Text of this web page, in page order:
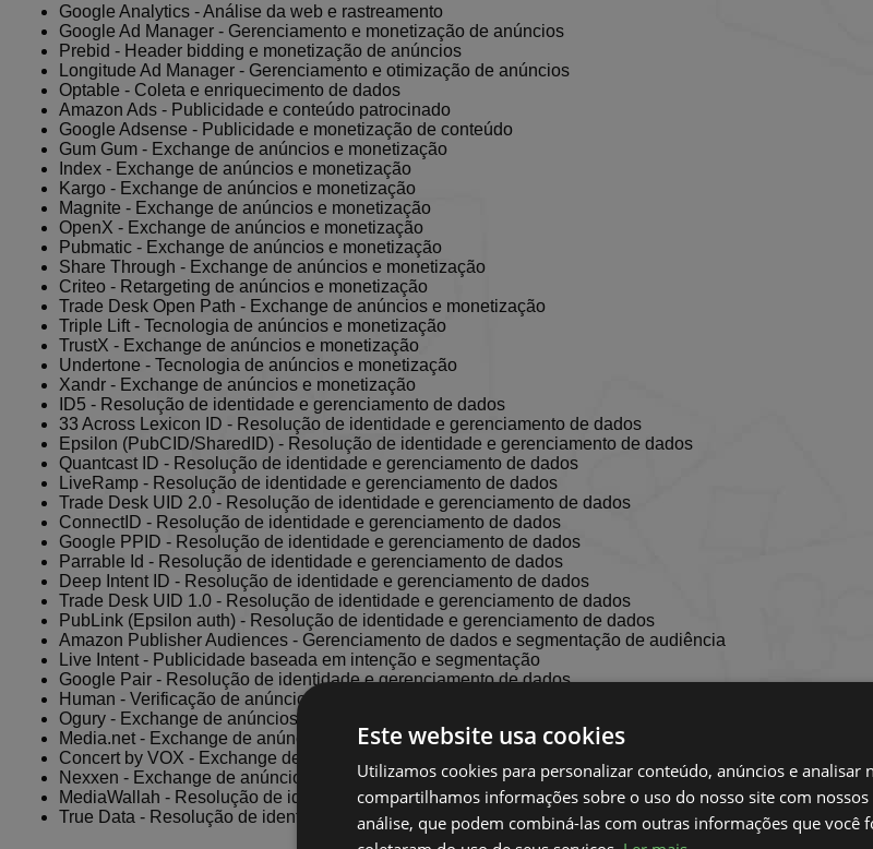
Google Analytics - Análise da web e rastreamento
Google Ad Manager - Gerenciamento e monetização de anúncios
Prebid - Header bidding e monetização de anúncios
Longitude Ad Manager - Gerenciamento e otimização de anúncios
Optable - Coleta e enriquecimento de dados
Amazon Ads - Publicidade e conteúdo patrocinado
Google Adsense - Publicidade e monetização de conteúdo
Gum Gum - Exchange de anúncios e monetização
Index - Exchange de anúncios e monetização
Kargo - Exchange de anúncios e monetização
Magnite - Exchange de anúncios e monetização
OpenX - Exchange de anúncios e monetização
Pubmatic - Exchange de anúncios e monetização
Share Through - Exchange de anúncios e monetização
Criteo - Retargeting de anúncios e monetização
Trade Desk Open Path - Exchange de anúncios e monetização
Triple Lift - Tecnologia de anúncios e monetização
TrustX - Exchange de anúncios e monetização
Undertone - Tecnologia de anúncios e monetização
Xandr - Exchange de anúncios e monetização
ID5 - Resolução de identidade e gerenciamento de dados
33 Across Lexicon ID - Resolução de identidade e gerenciamento de dados
Epsilon (PubCID/SharedID) - Resolução de identidade e gerenciamento de dados
Quantcast ID - Resolução de identidade e gerenciamento de dados
LiveRamp - Resolução de identidade e gerenciamento de dados
Trade Desk UID 2.0 - Resolução de identidade e gerenciamento de dados
ConnectID - Resolução de identidade e gerenciamento de dados
Google PPID - Resolução de identidade e gerenciamento de dados
Parrable Id - Resolução de identidade e gerenciamento de dados
Deep Intent ID - Resolução de identidade e gerenciamento de dados
Trade Desk UID 1.0 - Resolução de identidade e gerenciamento de dados
PubLink (Epsilon auth) - Resolução de identidade e gerenciamento de dados
Amazon Publisher Audiences - Gerenciamento de dados e segmentação de audiência
Live Intent - Publicidade baseada em intenção e segmentação
Google Pair - Resolução de identidade e gerenciamento de dados
Human - Verificação de anúncios e segurança de marca
Ogury - Exchange de anúncios e monetização
Media.net - Exchange de anúncios e monetização
Concert by VOX - Exchange de anúncios e monetização
Nexxen - Exchange de anúncios e monetização
MediaWallah - Resolução de identidade e gerenciamento de dados
True Data - Resolução de identidade e gerenciamento de dados
Este website usa cookies
Utilizamos cookies para personalizar conteúdo, anúncios e analisar
compartilhamos informações sobre o uso do nosso site com
análise, que podem combiná-las com outras informações que você